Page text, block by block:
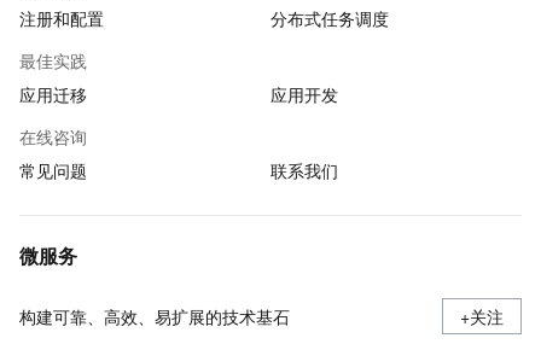
注册和配置
分布式任务调度
最佳实践
应用迁移
应用开发
在线咨询
常见问题
联系我们
微服务
构建可靠、高效、易扩展的技术基石 +关注